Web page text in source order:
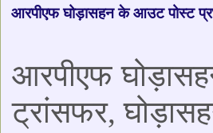
आरपीएफ घोड़ासहन के आउट पोस्ट
आरपीएफ
ट्रांसफर,